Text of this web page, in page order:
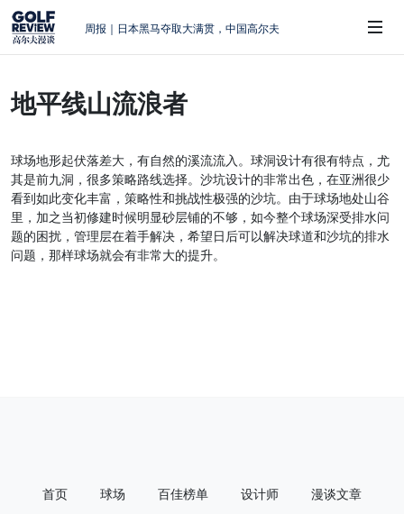
周报｜日本黑马夺取大满贯，中国高尔夫
AIG英国女子公开赛，一场大满贯的50年
蜕变
龙
查莉·赫尔：不断制造“麻烦”的流量明星
Menu
地平线山流浪者
球场地形起伏落差大，有自然的溪流流入。球洞设计有很有特点，尤
其是前九洞，很多策略路线选择。沙坑设计的非常出色，在亚洲很少
看到如此变化丰富，策略性和挑战性极强的沙坑。由于球场地处山谷
里，加之当初修建时候明显砂层铺的不够，如今整个球场深受排水问
题的困扰，管理层在着手解决，希望日后可以解决球道和沙坑的排水
问题，那样球场就会有非常大的提升。
首页 球场 百佳榜单 设计师 漫谈文章